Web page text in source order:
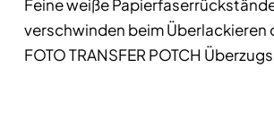
Feine weiße
verschwinden beim Überlackieren
FOTO TRANSFER POTCH